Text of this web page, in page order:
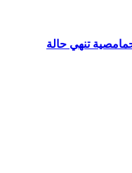
شرطة الحمامصية تنهي حالة